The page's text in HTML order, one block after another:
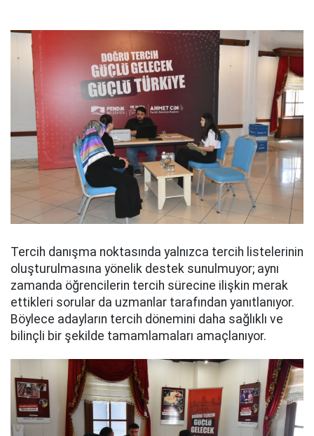
Tercih danışma noktasında yalnızca tercih listelerinin
oluşturulmasına yönelik destek sunulmuyor; aynı
zamanda öğrencilerin tercih sürecine ilişkin merak
ettikleri sorular da uzmanlar tarafından yanıtlanıyor.
Böylece adayların tercih dönemini daha sağlıklı ve
bilinçli bir şekilde tamamlamaları amaçlanıyor.